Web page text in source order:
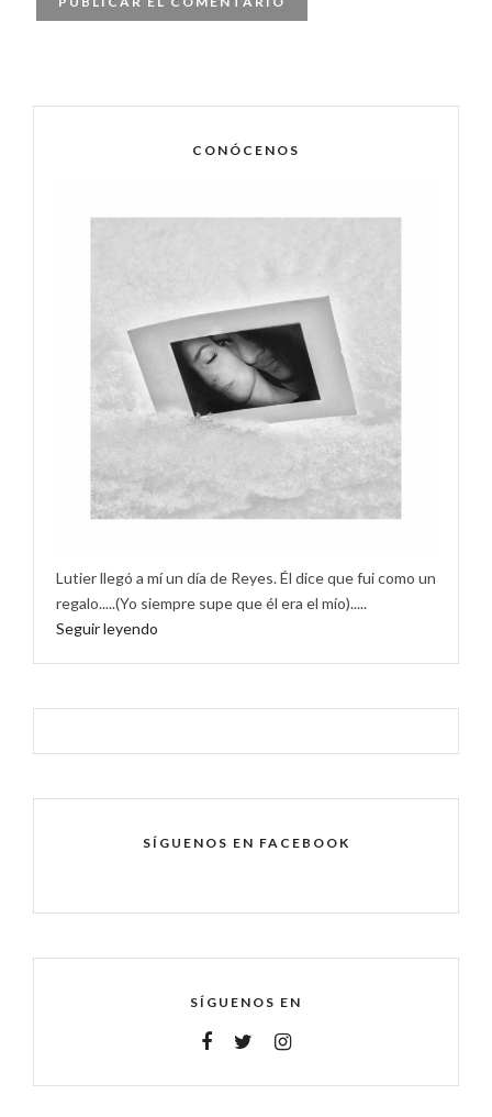
CONÓCENOS
Lutier llegó a mí un día de Reyes. Él dice que fui como un
regalo.....(Yo siempre supe que él era el mío).....
Seguir leyendo
SÍGUENOS EN FACEBOOK
SÍGUENOS EN